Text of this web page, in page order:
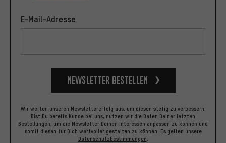
E-Mail-Adresse
Newsletter bestellen
Wir werten unseren Newslettererfolg aus, um diesen stetig zu verbessern.
Bist Du bereits Kunde bei uns, nutzen wir die Daten Deiner letzten
Bestellungen, um die Newsletter Deinen Interessen anpassen zu können und
somit diesen für Dich wertvoller gestalten zu können. Es gelten unsere
Datenschutzbestimmungen.